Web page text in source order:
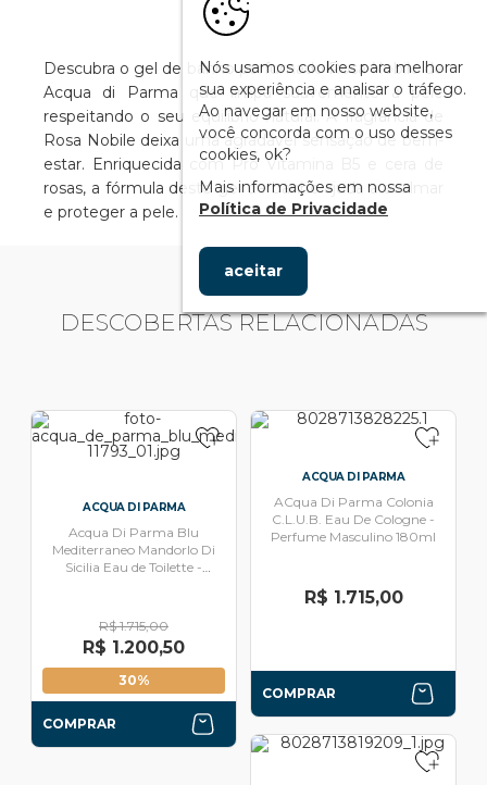
Descubra o gel de banho perfumado Rosa Nobile de
Acqua di Parma que limpa suavemente a pele
respeitando o seu equilíbrio natural. A fragrância de
Rosa Nobile deixa uma agradável sensação de bem-
estar. Enriquecida com Pro Vitamina B5 e cera de
rosas, a fórmula deste gel de banho ajuda a acalmar
e proteger a pele.
DESCOBERTAS RELACIONADAS
ACQUA DI PARMA
Acqua Di Parma Blu
Mediterraneo Mandorlo Di
Sicilia Eau de Toilette -
R$ 1.715,00
R$ 1.200,50
30%
COMPRAR
ACQUA DI PARMA
ACqua Di Parma Colonia
C.L.U.B. Eau De Cologne -
Perfume Masculino 180ml
R$ 1.715,00
COMPRAR
Nós usamos cookies para melhorar
sua experiência e analisar o tráfego.
Ao navegar em nosso website,
você concorda com o uso desses
cookies, ok?
Mais informações em nossa
Política de Privacidade
aceitar